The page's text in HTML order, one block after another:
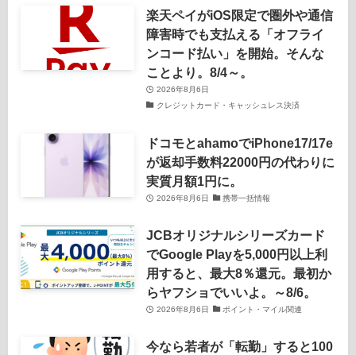
楽天ペイがiOS限定で圏外や通信
障害時でも支払える「オフライ
ンコード払い」を開始。そんな
ことより。8/4～。
2026年8月6日
クレジットカード・キャッシュレス決済
ドコモとahamoでiPhone17/17e
が返却手数料22000円の代わりに
実質月額1円に。
2026年8月6日 携帯一括情報
JCBオリジナルシリーズカード
でGoogle Playを5,000円以上利
用すると、最大8％還元。最初か
らヤフショでいいよ。～8/6。
2026年8月6日 ポイント・マイル関連
今なら若者が「転勤」すると100